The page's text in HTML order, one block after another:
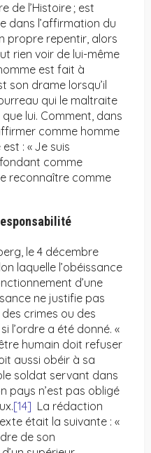
de l’Histoire ; est
dans l’affirmation du
propre repentir, alors
rien voir de lui-même
est fait à
son drame lorsqu’il
qui le maltraite
lui. Comment, dans
comme homme
: « Je suis
fondant comme
reconnaître comme
le 4 décembre
laquelle l’obéissance
d’une
ne justifie pas
crimes ou des
l’ordre a été donné. «
humain doit refuser
aussi obéir à sa
soldat servant dans
pays n’est pas obligé
[14] La rédaction
était la suivante : «
de son